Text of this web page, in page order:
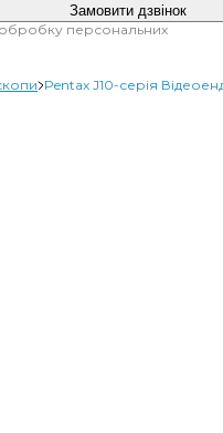
Замовити дзвінок
обробку персональних
Pentax J10-серія